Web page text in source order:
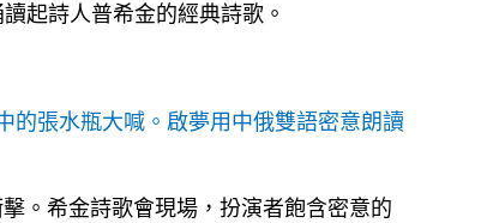
起詩人普希金的經典詩歌。
的張水瓶大喊。啟夢用中俄雙語密意朗讀
。希金詩歌會現場，扮演者飽含密意的